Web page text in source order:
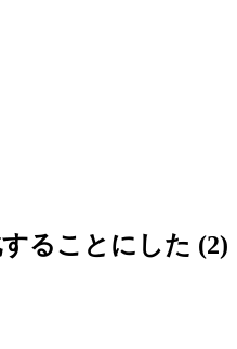
ることにした (2)